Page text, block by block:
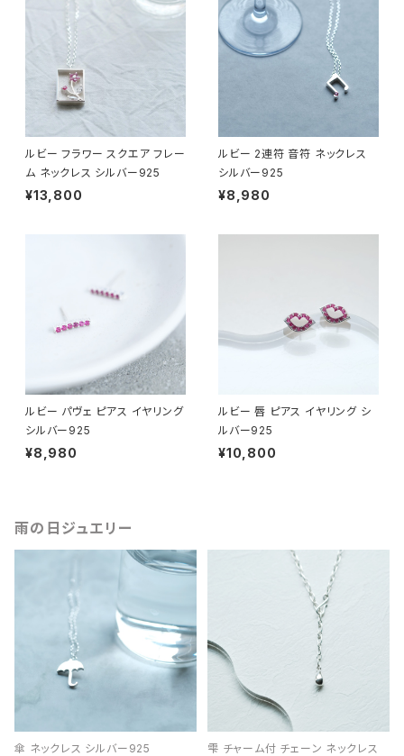
ルビー フラワー スクエア フレー
ム ネックレス シルバー925
¥13,800
ルビー 2連符 音符 ネックレス
シルバー925
¥8,980
ルビー パヴェ ピアス イヤリング
シルバー925
¥8,980
ルビー 唇 ピアス イヤリング シ
ルバー925
¥10,800
雨の日ジュエリー
傘 ネックレス シルバー925
雫 チャーム付 チェーン ネックレス